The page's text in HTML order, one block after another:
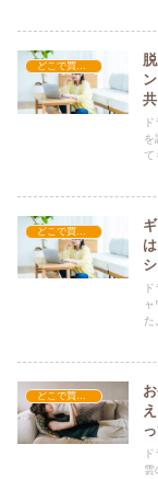
を
て
た
どこで買える？-日用品
雲